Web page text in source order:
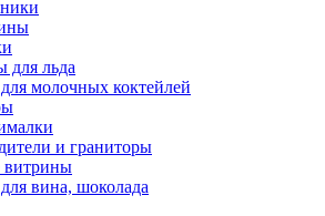
для льда
молочных коктейлей
и граниторы
витрины
вина, шоколада